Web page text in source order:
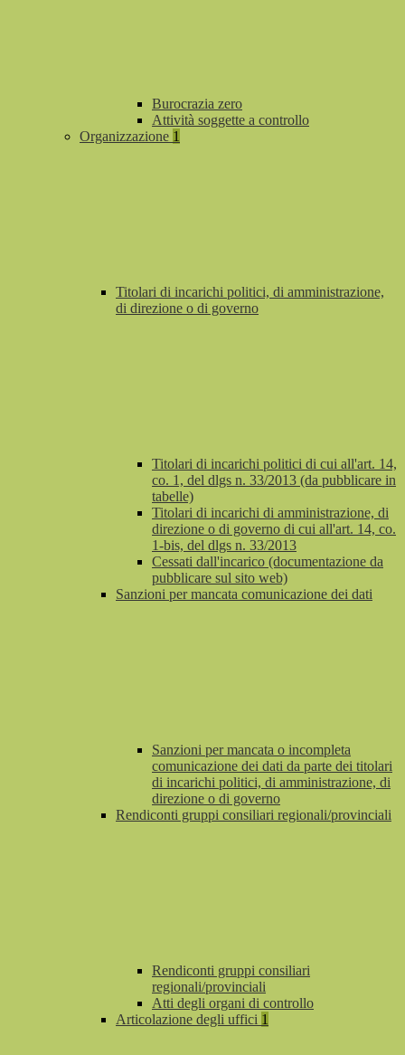
Burocrazia zero
Attività soggette a controllo
Organizzazione 1
Titolari di incarichi politici, di amministrazione,
di direzione o di governo
Titolari di incarichi politici di cui all'art. 14,
co. 1, del dlgs n. 33/2013 (da pubblicare in
tabelle)
Titolari di incarichi di amministrazione, di
direzione o di governo di cui all'art. 14, co.
1-bis, del dlgs n. 33/2013
Cessati dall'incarico (documentazione da
pubblicare sul sito web)
Sanzioni per mancata comunicazione dei dati
Sanzioni per mancata o incompleta
comunicazione dei dati da parte dei titolari
di incarichi politici, di amministrazione, di
direzione o di governo
Rendiconti gruppi consiliari regionali/provinciali
Rendiconti gruppi consiliari
regionali/provinciali
Atti degli organi di controllo
Articolazione degli uffici 1